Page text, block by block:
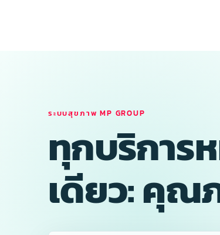
ระบบสุขภาพ MP GROUP
ทุกบริการ
เดียว: คุณ